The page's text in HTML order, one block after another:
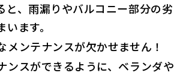
と、雨漏りやバルコニー部分の劣
ます。
ンテナンスが欠かせません！
ンスができるように、ベランダや